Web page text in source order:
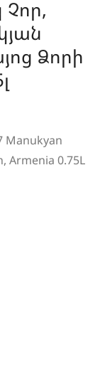
Ձորի
Manukyan
Armenia 0.75L